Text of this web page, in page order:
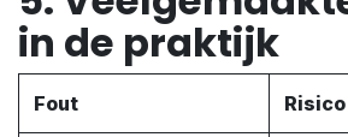
in de praktijk
Fout Risico